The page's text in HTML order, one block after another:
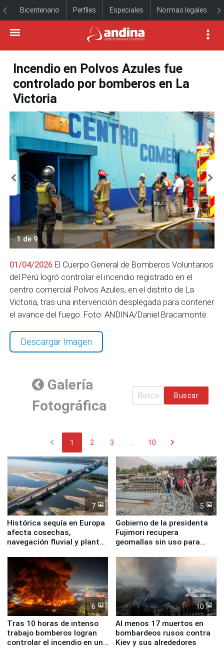
Bicentenario Perfiles Especiales Normas legales
Incendio en Polvos Azules fue
controlado por bomberos en La
Victoria
1 de 9
01/04/2026 El Cuerpo General de Bomberos Voluntarios
del Perú logró controlar el incendio registrado en el
centro comercial Polvos Azules, en el distrito de La
Victoria, tras una intervención desplegada para contener
el avance del fuego. Foto: ANDINA/Daniel Bracamonte.
Descargar Imagen
Galería
Fotográfica
Buscar
chevron_left 1 2 3 10 chevron_right
7
Histórica sequía en Europa
afecta cosechas,
navegación fluvial y plantas
5
Gobierno de la presidenta
Fujimori recupera
geomallas sin uso para
Fenómeno El Niño
6
Tras 10 horas de intenso
trabajo bomberos logran
controlar el incendio en una
10
Al menos 17 muertos en
bombardeos rusos contra
Kiev y sus alrededores